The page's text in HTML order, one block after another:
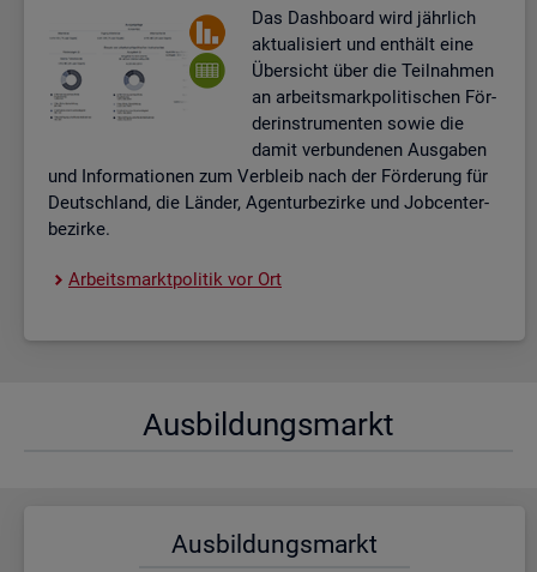
Das Da­sh­board wird jähr­lich
ak­tua­li­siert und ent­hält eine
Über­sicht über die Teil­nah­men
an ar­beits­mark­po­li­ti­schen För­
der­instru­men­ten sowie die
damit ver­bun­de­nen Aus­ga­ben
und In­for­ma­tio­nen zum Ver­bleib nach der För­de­rung für
Deutsch­land, die Län­der, Agen­tur­be­zir­ke und Job­cent­er­
be­zir­ke.
Ar­beits­markt­po­li­tik vor Ort
Aus­bil­dungs­markt
Aus­bil­dungs­markt